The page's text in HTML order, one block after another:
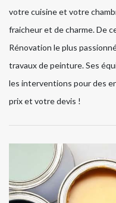
votre cuisine et votre
fraicheur et de charme. De
Rénovation le plus
travaux de peinture. Ses
les interventions pour des
prix et votre devis !